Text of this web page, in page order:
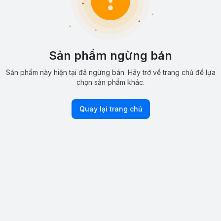
Sản phẩm ngừng bán
Sản phẩm này hiện tại đã ngừng bán. Hãy trở về trang chủ để lựa
chọn sản phẩm khác.
Quay lại trang chủ